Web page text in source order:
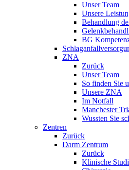
Unser Team
Unsere
Behandlung
BG
ZNA
Zurück
Unser Team
So finden Sie
Unsere ZNA
Im Notfall
Manchester
Wussten Sie
Zentren
Zurück
Darm Zentrum
Zurück
Klinische